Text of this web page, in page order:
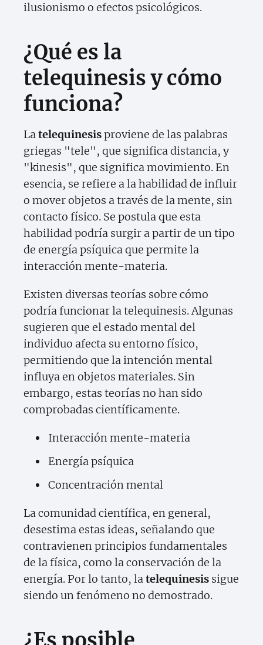
ilusionismo o efectos psicológicos.
¿Qué es la
telequinesis y cómo
funciona?
Latelequinesisproviene de las palabras
griegas "tele", que significa distancia, y
"kinesis", que significa movimiento. En
esencia, se refiere a la habilidad de influir
o mover objetos a través de la mente, sin
contacto físico. Se postula que esta
habilidad podría surgir a partir de un tipo
de energía psíquica que permite la
interacción mente-materia.
Existen diversas teorías sobre cómo
podría funcionar la telequinesis. Algunas
sugieren que el estado mental del
individuo afecta su entorno físico,
permitiendo que la intención mental
influya en objetos materiales. Sin
embargo, estas teorías no han sido
comprobadas científicamente.
Interacción mente-materia
Energía psíquica
Concentración mental
La comunidad científica, en general,
desestima estas ideas, señalando que
contravienen principios fundamentales
de la física, como la conservación de la
energía. Por lo tanto, latelequinesis sigue
siendo un fenómeno no demostrado.